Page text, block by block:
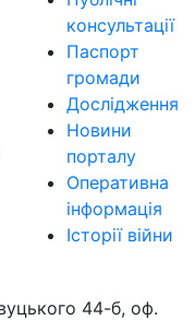
консультації
Паспорт
громади
Дослідження
Новини
порталу
Оперативна
інформація
Історії війни
44-б, оф.